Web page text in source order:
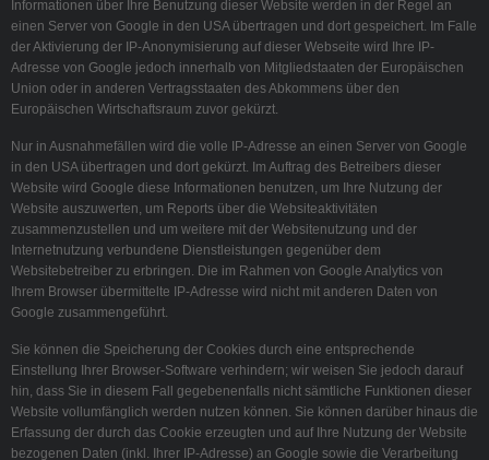
Informationen über Ihre Benutzung dieser Website werden in der Regel an
einen Server von Google in den USA übertragen und dort gespeichert. Im Falle
der Aktivierung der IP-Anonymisierung auf dieser Webseite wird Ihre IP-
Adresse von Google jedoch innerhalb von Mitgliedstaaten der Europäischen
Union oder in anderen Vertragsstaaten des Abkommens über den
Europäischen Wirtschaftsraum zuvor gekürzt.
Nur in Ausnahmefällen wird die volle IP-Adresse an einen Server von Google
in den USA übertragen und dort gekürzt. Im Auftrag des Betreibers dieser
Website wird Google diese Informationen benutzen, um Ihre Nutzung der
Website auszuwerten, um Reports über die Websiteaktivitäten
zusammenzustellen und um weitere mit der Websitenutzung und der
Internetnutzung verbundene Dienstleistungen gegenüber dem
Websitebetreiber zu erbringen. Die im Rahmen von Google Analytics von
Ihrem Browser übermittelte IP-Adresse wird nicht mit anderen Daten von
Google zusammengeführt.
Sie können die Speicherung der Cookies durch eine entsprechende
Einstellung Ihrer Browser-Software verhindern; wir weisen Sie jedoch darauf
hin, dass Sie in diesem Fall gegebenenfalls nicht sämtliche Funktionen dieser
Website vollumfänglich werden nutzen können. Sie können darüber hinaus die
Erfassung der durch das Cookie erzeugten und auf Ihre Nutzung der Website
bezogenen Daten (inkl. Ihrer IP-Adresse) an Google sowie die Verarbeitung